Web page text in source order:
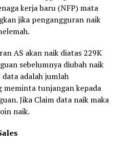
kerja baru (NFP) mata
jika pengangguran naik
AS akan naik diatas 229K
sebelumnya diubah naik
adalah jumlah
meminta tunjangan kepada
Jika Claim data naik maka
naik.